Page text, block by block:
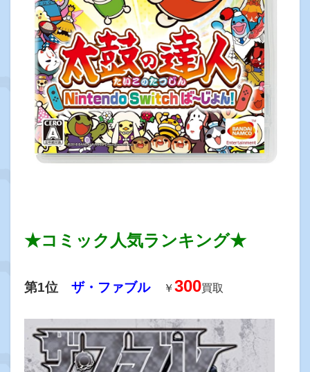
★コミック人気ランキング★
第1位 ザ・ファブル ￥300買取